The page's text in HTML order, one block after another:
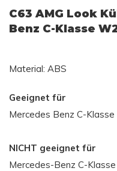
C63 AMG Look
Benz C-Klasse
Material: ABS
Geeignet für
Mercedes Benz C-
NICHT geeignet für
Mercedes-Benz C-